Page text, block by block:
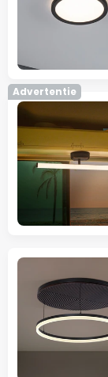
Advertentie